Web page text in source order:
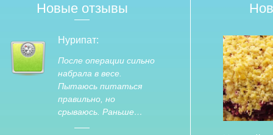
Новые отзывы
Нурипат:
После операции сильно
набрала в весе.
Пытаюсь питаться
правильно, но
срываюсь. Раньше…